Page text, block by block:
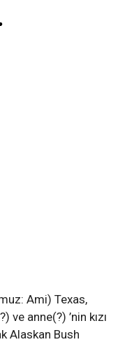
Ami) Texas,
anne(?) ’nin kızı
Alaskan Bush